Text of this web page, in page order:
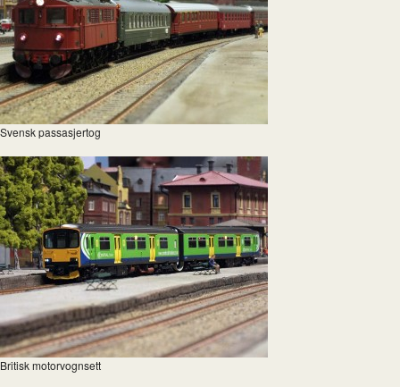
Svensk passasjertog
Britisk motorvognsett